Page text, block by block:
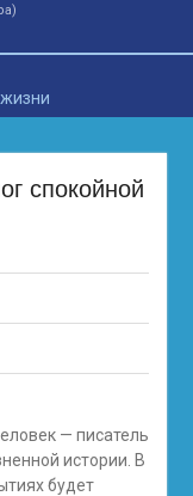
спокойной
— писатель
истории. В
будет